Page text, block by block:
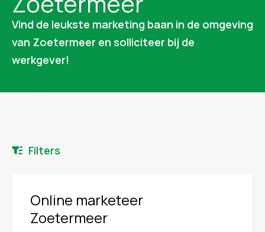
Vind de leukste marketing baan in de omgeving
van Zoetermeer en solliciteer bij de
werkgever!
Filters
Online marketeer
Zoetermeer